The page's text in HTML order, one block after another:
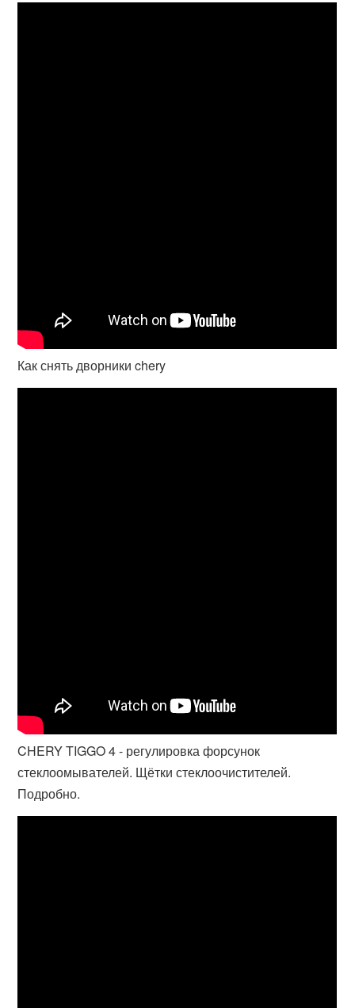
Как снять дворники chery
CHERY TIGGO 4 - регулировка форсунок
стеклоомывателей. Щётки стеклоочистителей.
Подробно.